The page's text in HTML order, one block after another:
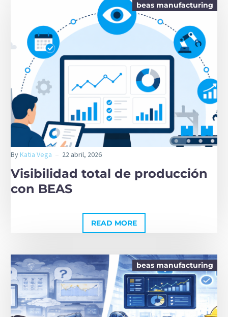
beas manufacturing
ByKatia Vega 22 abril, 2026
Visibilidad total de producción
con BEAS
READ MORE
beas manufacturing